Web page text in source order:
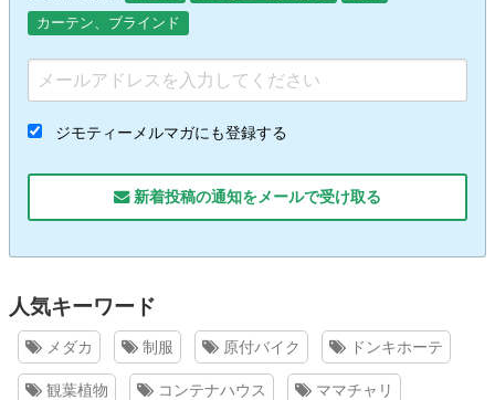
カーテン、ブラインド
ジモティーメルマガにも登録する
新着投稿の通知をメールで受け取る
人気キーワード
メダカ 制服 原付バイク ドンキホーテ
観葉植物 コンテナハウス ママチャリ